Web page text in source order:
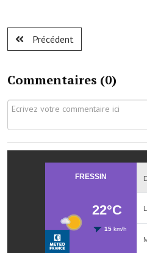
Le village dans l'intercommunalité
Les réseaux partenaires
L'office de tourisme
VILLE PRATIQUE
Services publics intercommunaux
Précédent
Commentaires (0)